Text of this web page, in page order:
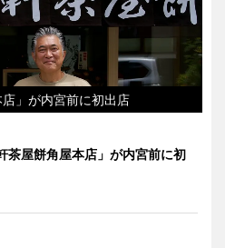
」が内宮前に初出店
茶屋餅角屋本店」が内宮前に初